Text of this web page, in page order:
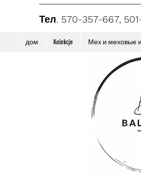
Тел. 570-357-667,
дом Kolekcje Мех и меховые